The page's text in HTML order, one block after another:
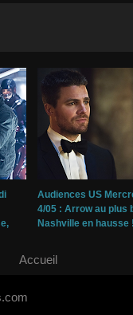
Audiences US
4/05 : Arrow au plus
Nashville en hausse
Accueil